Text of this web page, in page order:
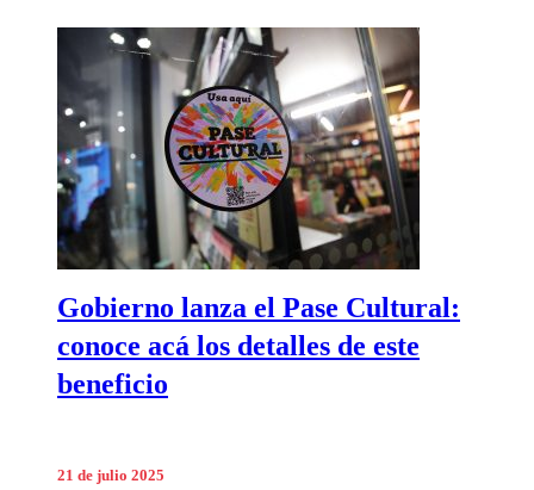
Gobierno lanza el Pase Cultural:
conoce acá los detalles de este
beneficio
21 de julio 2025